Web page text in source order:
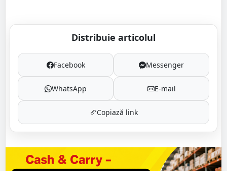
Distribuie articolul
Facebook Messenger
WhatsApp E-mail
Copiază link